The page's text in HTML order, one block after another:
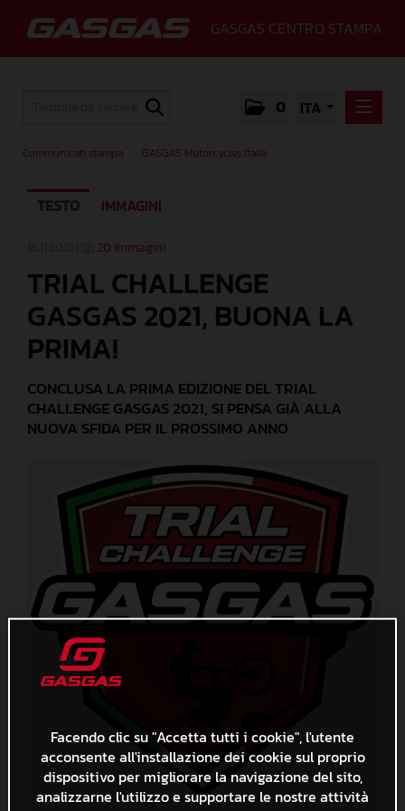
GASGAS CENTRO STAMPA
0 ITA
MEDIA
GASGAS
CONTATTI
Communicati stampa GASGAS Motorcycles Italia
TESTO IMMAGINI
20 Immagini
TRIAL CHALLENGE
GASGAS 2021, BUONA LA
PRIMA!
CONCLUSA LA PRIMA EDIZIONE DEL TRIAL
CHALLENGE GASGAS 2021, SI PENSA GIÀ ALLA
NUOVA SFIDA PER IL PROSSIMO ANNO
Facendo clic su "Accetta tutti i cookie", l'utente
acconsente all'installazione dei cookie sul proprio
dispositivo per migliorare la navigazione del sito,
analizzarne l'utilizzo e supportare le nostre attività